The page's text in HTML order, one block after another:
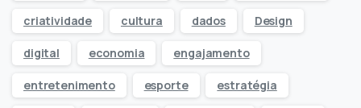
criatividade cultura dados Design
digital economia engajamento
entretenimento esporte estratégia